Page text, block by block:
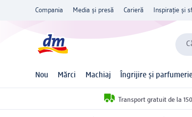
Compania Media și presă Carieră Inspirație și
Nou Mărci Machiaj Îngrijire și
Transport gratuit de la